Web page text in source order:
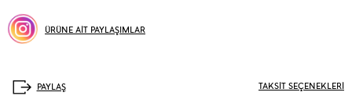
ÜRÜNE AİT PAYLAŞIMLAR
TAKSİT SEÇENEKLERİ